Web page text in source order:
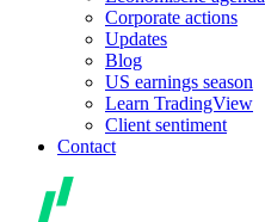
Corporate actions
Updates
Blog
US earnings season
Learn TradingView
Client sentiment
Contact